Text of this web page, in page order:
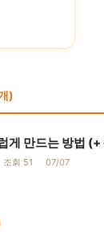
)
는 방법 (+ 색상 3색 원칙, 폰트
조회 51 07/07